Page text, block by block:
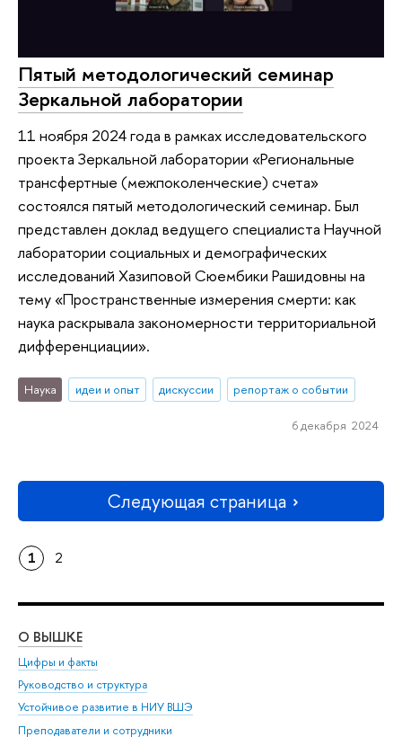
Пятый методологический семинар
Зеркальной лаборатории
11 ноября 2024 года в рамках исследовательского
проекта Зеркальной лаборатории «Региональные
трансфертные (межпоколенческие) счета»
состоялся пятый методологический семинар. Был
представлен доклад ведущего специалиста Научной
лаборатории социальных и демографических
исследований Хазиповой Сюембики Рашидовны на
тему «Пространственные измерения смерти: как
наука раскрывала закономерности территориальной
дифференциации».
Наука идеи и опыт дискуссии репортаж о событии
6 декабря 2024
Следующая страница
1 2
О ВЫШКЕ
Цифры и факты
Руководство и структура
Устойчивое развитие в НИУ ВШЭ
Преподаватели и сотрудники